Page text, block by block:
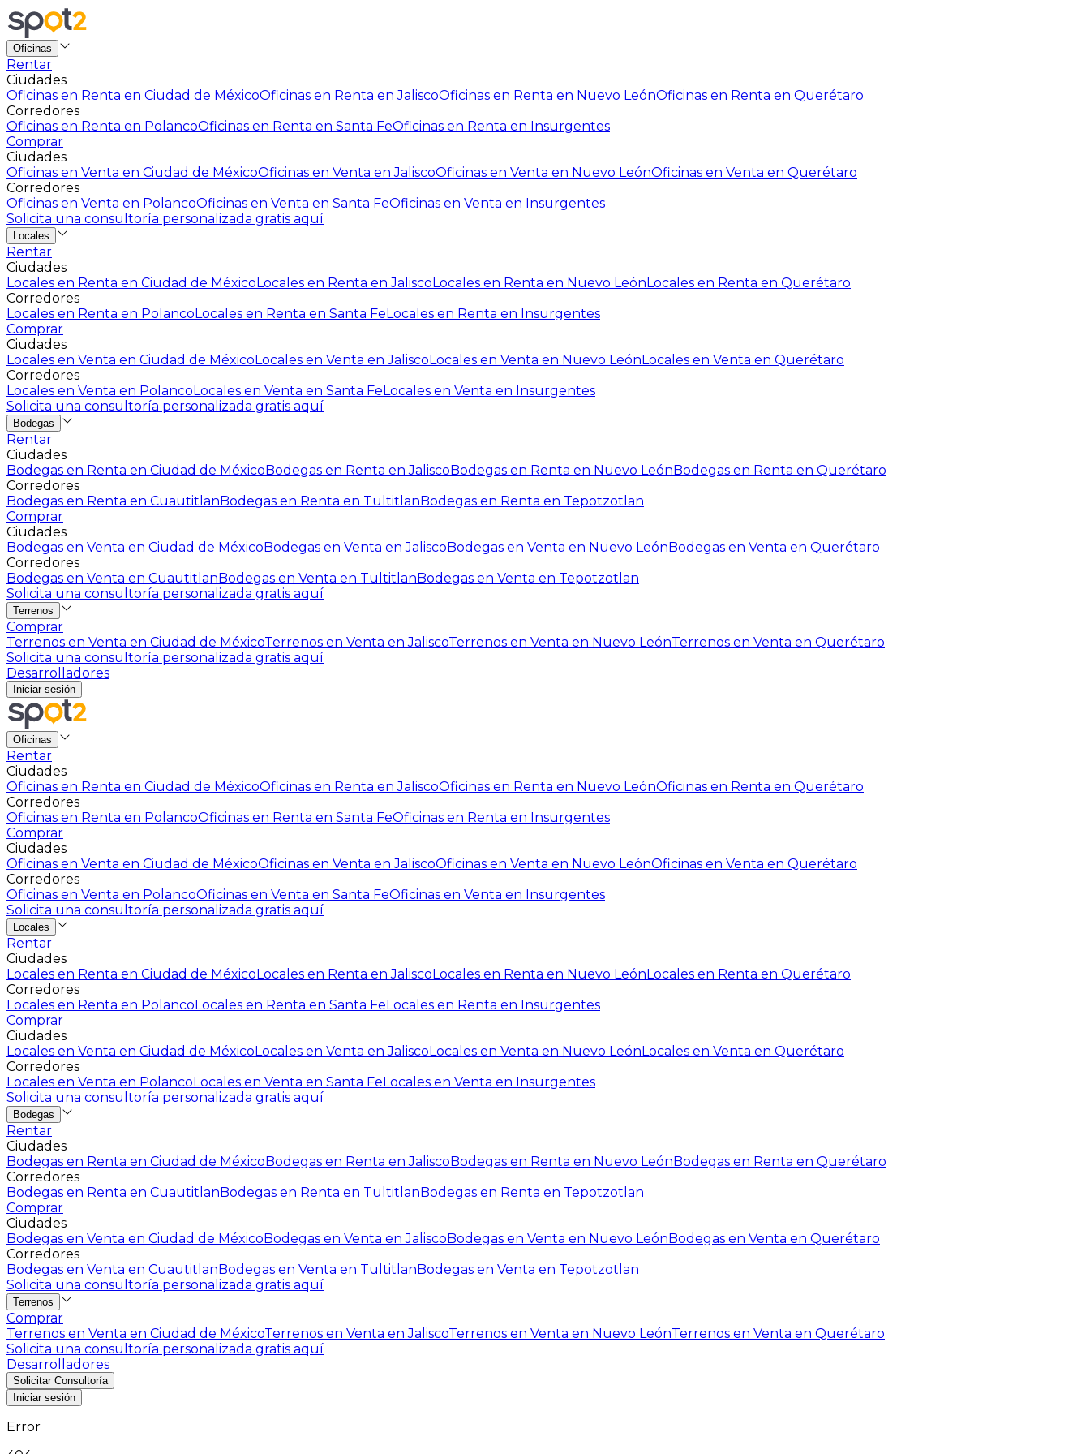
Oficinas
Rentar
Ciudades
Oficinas en Renta en Ciudad de MéxicoOficinas en Renta en JaliscoOficinas en Renta en Nuevo LeónOficinas en Renta en Querétaro
Corredores
Oficinas en Renta en PolancoOficinas en Renta en Santa FeOficinas en Renta en Insurgentes
Comprar
Ciudades
Oficinas en Venta en Ciudad de MéxicoOficinas en Venta en JaliscoOficinas en Venta en Nuevo LeónOficinas en Venta en Querétaro
Corredores
Oficinas en Venta en PolancoOficinas en Venta en Santa FeOficinas en Venta en Insurgentes
Solicita una consultoría personalizada gratis aquí
Locales
Rentar
Ciudades
Locales en Renta en Ciudad de MéxicoLocales en Renta en JaliscoLocales en Renta en Nuevo LeónLocales en Renta en Querétaro
Corredores
Locales en Renta en PolancoLocales en Renta en Santa FeLocales en Renta en Insurgentes
Comprar
Ciudades
Locales en Venta en Ciudad de MéxicoLocales en Venta en JaliscoLocales en Venta en Nuevo LeónLocales en Venta en Querétaro
Corredores
Locales en Venta en PolancoLocales en Venta en Santa FeLocales en Venta en Insurgentes
Solicita una consultoría personalizada gratis aquí
Bodegas
Rentar
Ciudades
Bodegas en Renta en Ciudad de MéxicoBodegas en Renta en JaliscoBodegas en Renta en Nuevo LeónBodegas en Renta en Querétaro
Corredores
Bodegas en Renta en CuautitlanBodegas en Renta en TultitlanBodegas en Renta en Tepotzotlan
Comprar
Ciudades
Bodegas en Venta en Ciudad de MéxicoBodegas en Venta en JaliscoBodegas en Venta en Nuevo LeónBodegas en Venta en Querétaro
Corredores
Bodegas en Venta en CuautitlanBodegas en Venta en TultitlanBodegas en Venta en Tepotzotlan
Solicita una consultoría personalizada gratis aquí
Terrenos
Comprar
Terrenos en Venta en Ciudad de MéxicoTerrenos en Venta en JaliscoTerrenos en Venta en Nuevo LeónTerrenos en Venta en Querétaro
Solicita una consultoría personalizada gratis aquí
Desarrolladores
Iniciar sesión
Oficinas
Rentar
Ciudades
Oficinas en Renta en Ciudad de MéxicoOficinas en Renta en JaliscoOficinas en Renta en Nuevo LeónOficinas en Renta en Querétaro
Corredores
Oficinas en Renta en PolancoOficinas en Renta en Santa FeOficinas en Renta en Insurgentes
Comprar
Ciudades
Oficinas en Venta en Ciudad de MéxicoOficinas en Venta en JaliscoOficinas en Venta en Nuevo LeónOficinas en Venta en Querétaro
Corredores
Oficinas en Venta en PolancoOficinas en Venta en Santa FeOficinas en Venta en Insurgentes
Solicita una consultoría personalizada gratis aquí
Locales
Rentar
Ciudades
Locales en Renta en Ciudad de MéxicoLocales en Renta en JaliscoLocales en Renta en Nuevo LeónLocales en Renta en Querétaro
Corredores
Locales en Renta en PolancoLocales en Renta en Santa FeLocales en Renta en Insurgentes
Comprar
Ciudades
Locales en Venta en Ciudad de MéxicoLocales en Venta en JaliscoLocales en Venta en Nuevo LeónLocales en Venta en Querétaro
Corredores
Locales en Venta en PolancoLocales en Venta en Santa FeLocales en Venta en Insurgentes
Solicita una consultoría personalizada gratis aquí
Bodegas
Rentar
Ciudades
Bodegas en Renta en Ciudad de MéxicoBodegas en Renta en JaliscoBodegas en Renta en Nuevo LeónBodegas en Renta en Querétaro
Corredores
Bodegas en Renta en CuautitlanBodegas en Renta en TultitlanBodegas en Renta en Tepotzotlan
Comprar
Ciudades
Bodegas en Venta en Ciudad de MéxicoBodegas en Venta en JaliscoBodegas en Venta en Nuevo LeónBodegas en Venta en Querétaro
Corredores
Bodegas en Venta en CuautitlanBodegas en Venta en TultitlanBodegas en Venta en Tepotzotlan
Solicita una consultoría personalizada gratis aquí
Terrenos
Comprar
Terrenos en Venta en Ciudad de MéxicoTerrenos en Venta en JaliscoTerrenos en Venta en Nuevo LeónTerrenos en Venta en Querétaro
Solicita una consultoría personalizada gratis aquí
Desarrolladores
Solicitar Consultoría
Iniciar sesión
Error